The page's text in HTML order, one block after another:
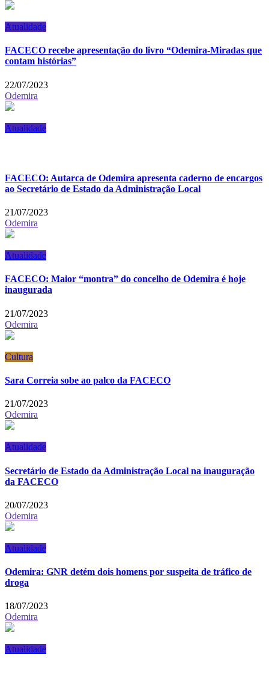
Atualidade
FACECO recebe apresentação do livro “Odemira-Miradas que
contam histórias”
22/07/2023
Odemira
Atualidade
FACECO: Autarca de Odemira apresenta caderno de encargos
ao Secretário de Estado da Administração Local
21/07/2023
Odemira
Atualidade
FACECO: Maior “montra” do concelho de Odemira é hoje
inaugurada
21/07/2023
Odemira
Cultura
Sara Correia sobe ao palco da FACECO
21/07/2023
Odemira
Atualidade
Secretário de Estado da Administração Local na inauguração
da FACECO
20/07/2023
Odemira
Atualidade
Odemira: GNR detém dois homens por suspeita de tráfico de
droga
18/07/2023
Odemira
Atualidade